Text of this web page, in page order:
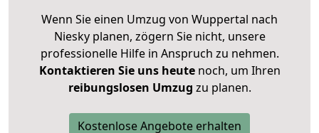
Wenn Sie einen Umzug von Wuppertal nach
Niesky planen, zögern Sie nicht, unsere
professionelle Hilfe in Anspruch zu nehmen.
Kontaktieren Sie uns heutenoch, um Ihren
reibungslosen Umzug zu planen.
Kostenlose Angebote erhalten